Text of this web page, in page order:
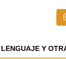
m
LENGUAJE Y